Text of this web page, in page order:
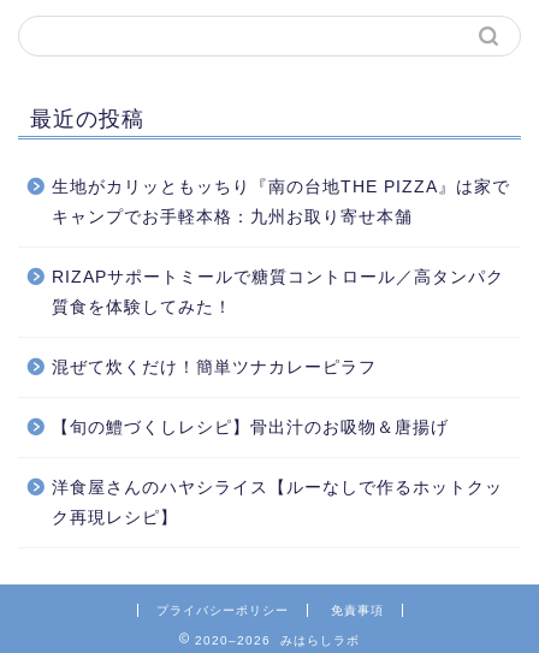
最近の投稿
生地がカリッともッちり『南の台地THE PIZZA』は家で
キャンプでお手軽本格：九州お取り寄せ本舗
RIZAPサポートミールで糖質コントロール／高タンパク
質食を体験してみた！
混ぜて炊くだけ！簡単ツナカレーピラフ
【旬の鱧づくしレシピ】骨出汁のお吸物＆唐揚げ
洋食屋さんのハヤシライス【ルーなしで作るホットクッ
ク再現レシピ】
プライバシーポリシー 免責事項
2020–2026 みはらしラボ